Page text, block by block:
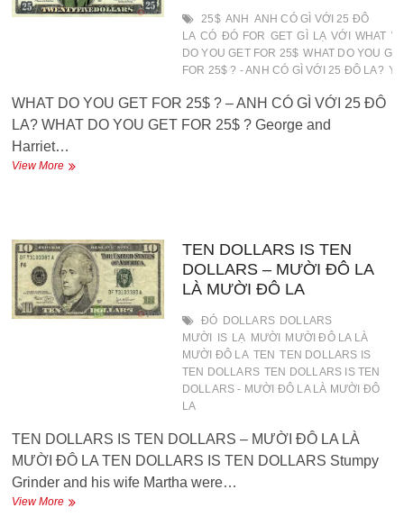
TẠI
KIỂU
ĐÓ
25$ ANH ANH CÓ GÌ VỚI 25 ĐÔ
LA CÓ ĐÓ FOR GET GÌ LẠ VỚI WHAT
DO YOU GET FOR 25$ WHAT DO YOU
FOR 25$ ? - ANH CÓ GÌ VỚI 25 ĐÔ LA?
WHAT DO YOU GET FOR 25$ ? – ANH CÓ GÌ VỚI 25 ĐÔ
LA? WHAT DO YOU GET FOR 25$ ? George and
Harriet…
View MoreWHAT
25$
?
–
ANH
CÓ
TEN DOLLARS IS TEN
DOLLARS – MƯỜI ĐÔ LA
LÀ MƯỜI ĐÔ LA
ĐÓ DOLLARS DOLLARS
MƯỜI
IS LẠ MƯỜI
MƯỜI ĐÔ LA LÀ
MƯỜI ĐÔ LA TEN TEN DOLLARS IS
TEN DOLLARS TEN DOLLARS IS TEN
DOLLARS - MƯỜI ĐÔ LA LÀ MƯỜI ĐÔ
LA
TEN DOLLARS IS TEN DOLLARS – MƯỜI ĐÔ LA LÀ
MƯỜI ĐÔ LA TEN DOLLARS IS TEN DOLLARS Stumpy
Grinder and his wife Martha were…
View MoreTEN